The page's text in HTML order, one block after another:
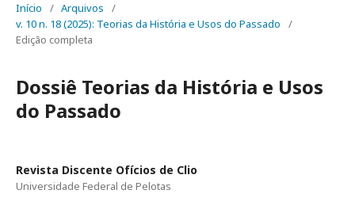
Início / Arquivos
/
v. 10 n. 18 (2025): Teorias da História e Usos do Passado
/
Edição completa
Dossiê Teorias da História e Usos
do Passado
Revista Discente Ofícios de Clio
Universidade Federal de Pelotas